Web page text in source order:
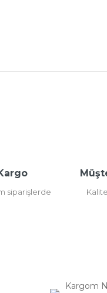
siparişlerde
Kargom